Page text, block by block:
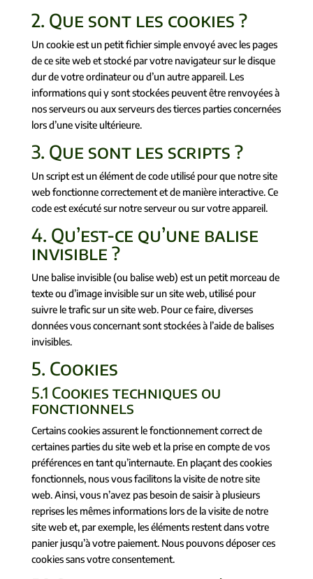
2. Que sont les cookies ?
Un cookie est un petit fichier simple envoyé avec les pages
de ce site web et stocké par votre navigateur sur le disque
dur de votre ordinateur ou d’un autre appareil. Les
informations qui y sont stockées peuvent être renvoyées à
nos serveurs ou aux serveurs des tierces parties concernées
lors d’une visite ultérieure.
3. Que sont les scripts ?
Un script est un élément de code utilisé pour que notre site
web fonctionne correctement et de manière interactive. Ce
code est exécuté sur notre serveur ou sur votre appareil.
4. Qu’est-ce qu’une balise
invisible ?
Une balise invisible (ou balise web) est un petit morceau de
texte ou d’image invisible sur un site web, utilisé pour
suivre le trafic sur un site web. Pour ce faire, diverses
données vous concernant sont stockées à l’aide de balises
invisibles.
5. Cookies
5.1 Cookies techniques ou
fonctionnels
Certains cookies assurent le fonctionnement correct de
certaines parties du site web et la prise en compte de vos
préférences en tant qu’internaute. En plaçant des cookies
fonctionnels, nous vous facilitons la visite de notre site
web. Ainsi, vous n’avez pas besoin de saisir à plusieurs
reprises les mêmes informations lors de la visite de notre
site web et, par exemple, les éléments restent dans votre
panier jusqu’à votre paiement. Nous pouvons déposer ces
cookies sans votre consentement.